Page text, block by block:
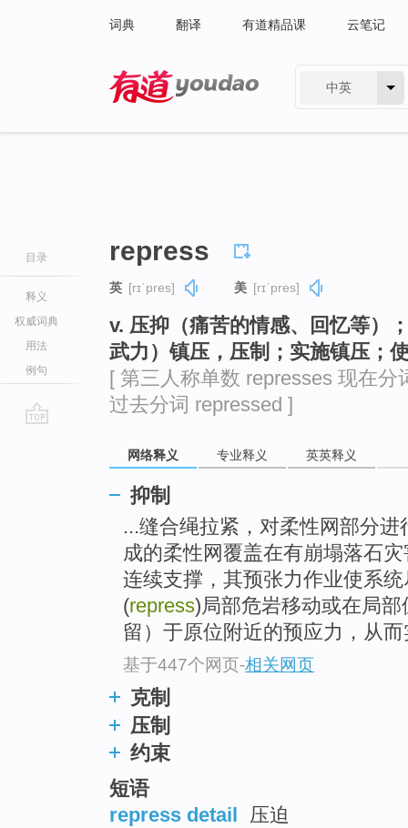
词典 翻译 有道精品课 云笔记
中英
目录
释义
权威词典
用法
例句
repress
英 [rɪˈpres] 美 [rɪˈpres]
v. 压抑（痛苦的情感、回忆等）
武力）镇压，压制；实施镇压；
[ 第三人称单数 represses 现在
过去分词 repressed ]
网络释义 专业释义 英英释义
抑制
...缝合绳拉紧，对柔性网部分
成的柔性网覆盖在有崩塌落石
连续支撑，其预张力作业使系
(repress)局部危岩移动或在局
留）于原位附近的预应力，从
基于447个网页-相关网页
克制
压制
约束
短语
repress detail
压迫